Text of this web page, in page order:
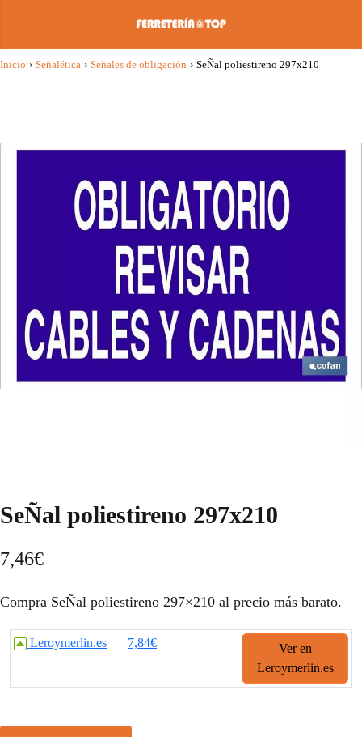
Inicio › Señalética › Señales de obligación › SeÑal poliestireno 297x210
SeÑal poliestireno 297x210
7,46€
Compra SeÑal poliestireno 297×210 al precio más barato.
Leroymerlin.es 7,84€
Ver en
Leroymerlin.es